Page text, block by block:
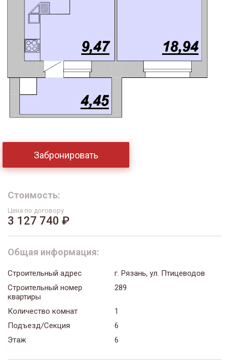
Забронировать
Стоимость:
Цена по договору
3 127 740 ₽
Общая информация:
Строительный адрес
г. Рязань, ул. Птицеводов
Строительный номер
квартиры
289
Количество комнат
1
Подъезд/Секция
6
Этаж
6